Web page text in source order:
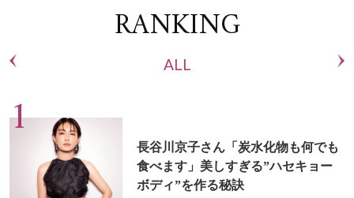
RANKING
ALL
長谷川京子さん「炭水化物も何でも
食べます」美しすぎる”ハセキョー
ボディ”を作る秘訣